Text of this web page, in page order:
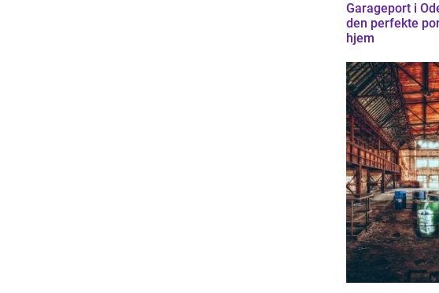
Garageport i
den perfekte
hjem